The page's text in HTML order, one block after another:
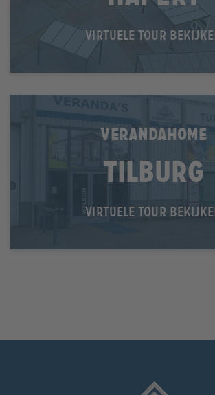
VIRTUELE TOUR
VERANDAHOME
Tilburg
VIRTUELE TOUR